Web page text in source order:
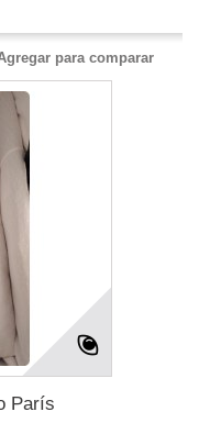
para comparar
París